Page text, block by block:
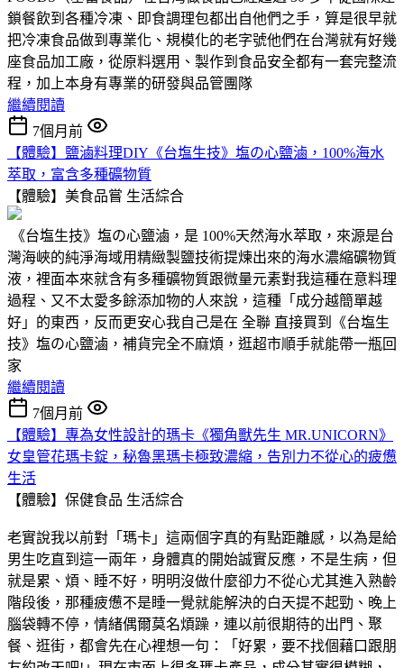
鎖餐飲到各種冷凍、即食調理包都出自他們之手，算是很早就
把冷凍食品做到專業化、規模化的老字號他們在台灣就有好幾
座食品加工廠，從原料選用、製作到食品安全都有一套完整流
程，加上本身有專業的研發與品管團隊
繼續閱讀
7個月前
【體驗】鹽滷料理DIY《台塩生技》塩の心鹽滷，100%海水
萃取，富含多種礦物質
【體驗】美食品嘗 生活綜合
《台塩生技》塩の心鹽滷，是 100%天然海水萃取，來源是台
灣海峽的純淨海域用精緻製鹽技術提煉出來的海水濃縮礦物質
液，裡面本來就含有多種礦物質跟微量元素對我這種在意料理
過程、又不太愛多餘添加物的人來說，這種「成分越簡單越
好」的東西，反而更安心我自己是在 全聯 直接買到《台塩生
技》塩の心鹽滷，補貨完全不麻煩，逛超市順手就能帶一瓶回
家
繼續閱讀
7個月前
【體驗】專為女性設計的瑪卡《獨角獸先生 MR.UNICORN》
女皇管花瑪卡錠，秘魯黑瑪卡極致濃縮，告別力不從心的疲憊
生活
【體驗】保健食品 生活綜合
老實說我以前對「瑪卡」這兩個字真的有點距離感，以為是給
男生吃直到這一兩年，身體真的開始誠實反應，不是生病，但
就是累、煩、睡不好，明明沒做什麼卻力不從心尤其進入熟齡
階段後，那種疲憊不是睡一覺就能解決的白天提不起勁、晚上
腦袋轉不停，情緒偶爾莫名煩躁，連以前很期待的出門、聚
餐、逛街，都會先在心裡想一句：「好累，要不找個藉口跟朋